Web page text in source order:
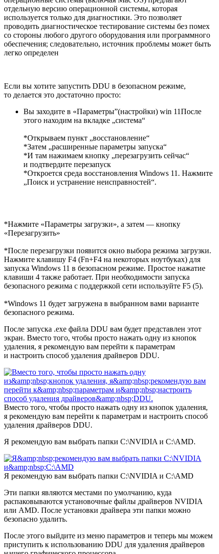
отдельную версию операционной системы, которая
используется только для диагностики. Это позволяет
проводить диагностическое тестирование системы без помех
со стороны любого другого оборудования или программного
обеспечения; следовательно, источник проблемы может быть
легко определен
Если вы хотите запустить DDU в безопасном режиме,
то делается это достаточно просто:
Вы заходите в «Параметры”(настройки) win 11После
этого находим на вкладке „система“
*Открываем пункт „восстановление“
*Затем „расширенные параметры запуска“
*И там нажимаем кнопку „перезагрузить сейчас“
и подтвердите перезапуск
*Откроется среда восстановления Windows 11. Нажмите
„Поиск и устранение неисправностей“.
*Нажмите «Параметры загрузки», а затем — кнопку
«Перезагрузить»
*После перезагрузки появится окно выбора режима загрузки.
Нажмите клавишу F4 (Fn+F4 на некоторых ноутбуках) для
запуска Windows 11 в безопасном режиме. Простое нажатие
клавиши 4 также работает. При необходимости запуска
безопасного режима с поддержкой сети используйте F5 (5).
*Windows 11 будет загружена в выбранном вами варианте
безопасного режима.
После запуска .exe файла DDU вам будет представлен этот
экран. Вместо того, чтобы просто нажать одну из кнопок
удаления, я рекомендую вам перейти к параметрам
и настроить способ удаления драйверов DDU.
Вместо того, чтобы просто нажать одну из кнопок удаления,
я рекомендую вам перейти к параметрам и настроить способ
удаления драйверов DDU.
Я рекомендую вам выбрать папки C:\NVIDIA и C:\AMD.
Я рекомендую вам выбрать папки C:\NVIDIA и C:\AMD
Эти папки являются местами по умолчанию, куда
распаковываются установочные файлы драйверов NVIDIA
или AMD. После установки драйвера эти папки можно
безопасно удалить.
После этого выйдите из меню параметров и теперь мы можем
приступить к использованию DDU для удаления драйверов